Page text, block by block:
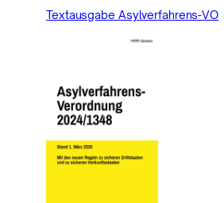
Textausgabe Asylverfahrens-VO